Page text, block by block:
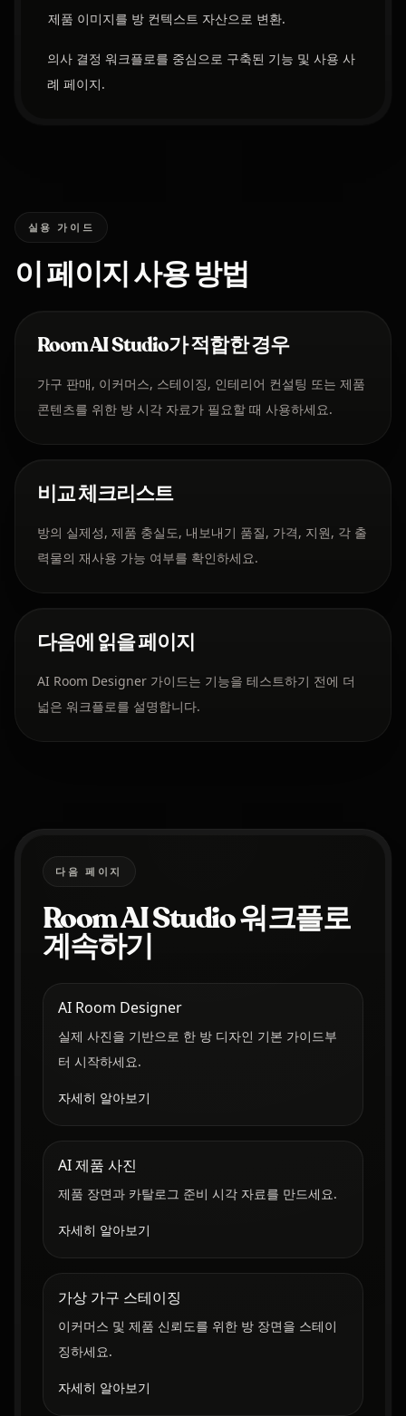
제품 이미지를 방 컨텍스트 자산으로 변환.
의사 결정 워크플로를 중심으로 구축된 기능 및 사용 사
례 페이지.
실용 가이드
이 페이지 사용 방법
Room AI Studio가 적합한 경우
가구 판매, 이커머스, 스테이징, 인테리어 컨설팅 또는 제품
콘텐츠를 위한 방 시각 자료가 필요할 때 사용하세요.
비교 체크리스트
방의 실제성, 제품 충실도, 내보내기 품질, 가격, 지원, 각 출
력물의 재사용 가능 여부를 확인하세요.
다음에 읽을 페이지
AI Room Designer 가이드는 기능을 테스트하기 전에 더
넓은 워크플로를 설명합니다.
다음 페이지
Room AI Studio 워크플로
계속하기
AI Room Designer
실제 사진을 기반으로 한 방 디자인 기본 가이드부
터 시작하세요.
자세히 알아보기
AI 제품 사진
제품 장면과 카탈로그 준비 시각 자료를 만드세요.
자세히 알아보기
가상 가구 스테이징
이커머스 및 제품 신뢰도를 위한 방 장면을 스테이
징하세요.
자세히 알아보기